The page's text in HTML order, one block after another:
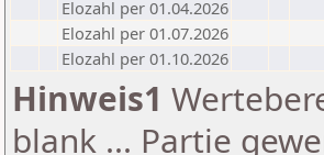
Elozahl per 01.04.2026
Elozahl per 01.07.2026
Elozahl per 01.10.2026
Hinweis1
blank ... Partie